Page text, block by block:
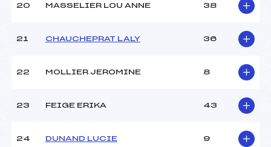
20 MASSELIER LOU ANNE 38
21 CHAUCHEPRAT LALY 36
22 MOLLIER JEROMINE 8
23 FEIGE ERIKA 43
24 DUNAND LUCIE 9